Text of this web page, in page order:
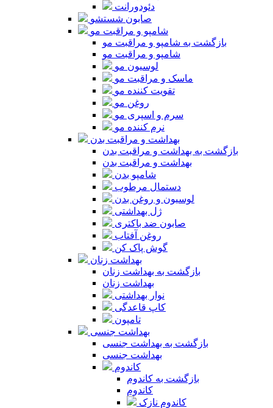
دئودورانت
صابون شستشو
شامپو و مراقبت مو
بازگشت به شامپو و مراقبت مو
شامپو و مراقبت مو
لوسیون مو
ماسک و مراقبت مو
تقویت کننده مو
روغن مو
سرم و اسپری مو
نرم کننده مو
بهداشت و مراقبت بدن
بازگشت به بهداشت و مراقبت بدن
بهداشت و مراقبت بدن
شامپو بدن
دستمال مرطوب
لوسیون و روغن بدن
ژل بهداشتی
صابون ضد باکتری
روغن آفتاب
گوش پاک کن
بهداشت زنان
بازگشت به بهداشت زنان
بهداشت زنان
نوار بهداشتی
کاپ قاعدگی
تامپون
بهداشت جنسی
بازگشت به بهداشت جنسی
بهداشت جنسی
کاندوم
بازگشت به کاندوم
کاندوم
کاندوم نازک